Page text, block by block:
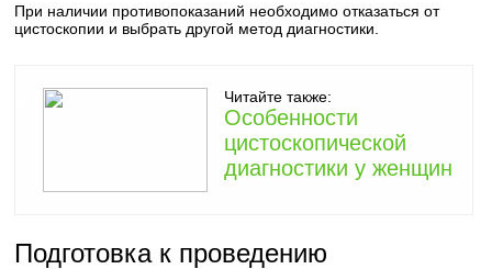
При наличии противопоказаний необходимо отказаться от
цистоскопии и выбрать другой метод диагностики.
Читайте также:
Особенности
цистоскопической
диагностики у женщин
Подготовка к проведению